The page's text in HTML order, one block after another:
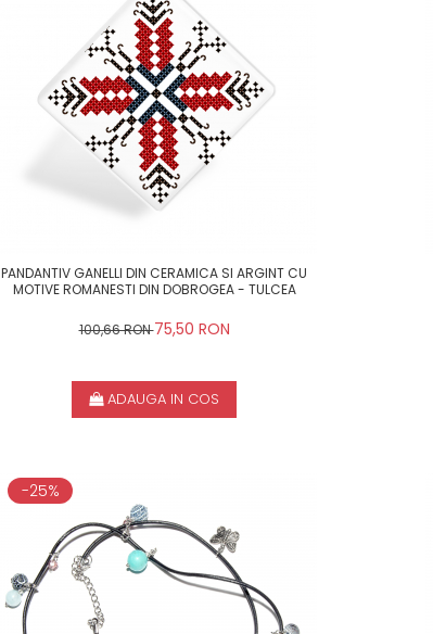
PANDANTIV GANELLI DIN CERAMICA SI ARGINT CU
MOTIVE ROMANESTI DIN DOBROGEA - TULCEA
100,66 RON75,50 RON
ADAUGA IN COS
-25%